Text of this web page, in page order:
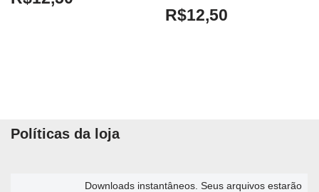
R$12,50
Políticas da loja
Downloads instantâneos. Seus arquivos estarão